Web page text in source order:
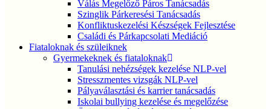
Válás Megelőző Páros Tanácsadás
Szinglik Párkeresési Tanácsadás
Konfliktuskezelési Készségek Fejlesztése
Családi és Párkapcsolati Mediáció
Fiataloknak és szüleiknek
Gyermekeknek és fiataloknak
Tanulási nehézségek kezelése NLP-vel
Stresszmentes vizsgák NLP-vel
Pályaválasztási és karrier tanácsadás
Iskolai bullying kezelése és megelőzése